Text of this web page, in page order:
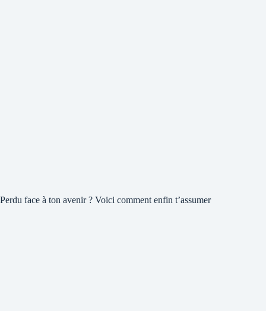
Perdu face à ton avenir ? Voici comment enfin t’assumer